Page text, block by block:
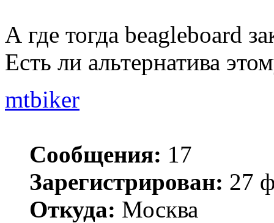
А где тогда beagleboard
Есть ли альтернатива
mtbiker
Сообщения: 17
Зарегистрирован: 27
Откуда: Москва